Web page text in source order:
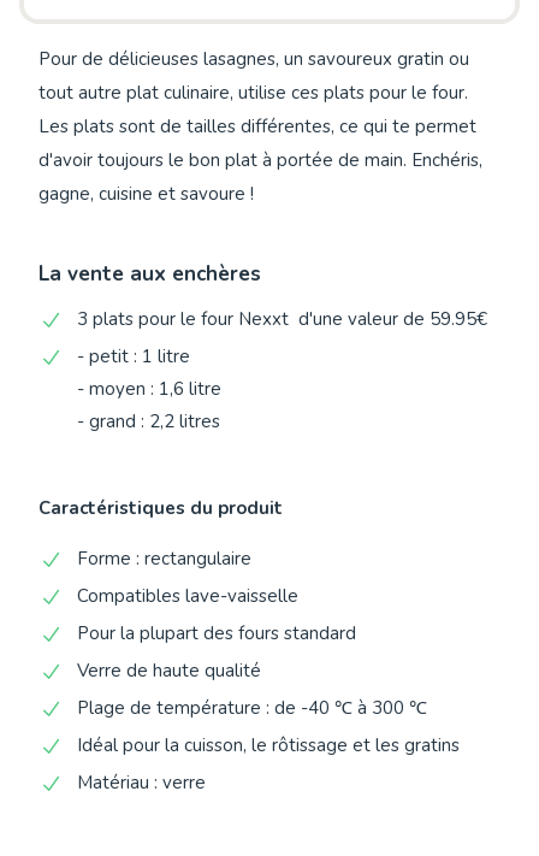
Pour de délicieuses lasagnes, un savoureux gratin ou
tout autre plat culinaire, utilise ces plats pour le four.
Les plats sont de tailles différentes, ce qui te permet
d'avoir toujours le bon plat à portée de main. Enchéris,
gagne, cuisine et savoure !
La vente aux enchères
3 plats pour le four Nexxt d'une valeur de 59.95€
- petit : 1 litre
- moyen : 1,6 litre
- grand : 2,2 litres
Caractéristiques du produit
Forme : rectangulaire
Compatibles lave-vaisselle
Pour la plupart des fours standard
Verre de haute qualité
Plage de température : de -40 ℃ à 300 ℃
Idéal pour la cuisson, le rôtissage et les gratins
Matériau : verre